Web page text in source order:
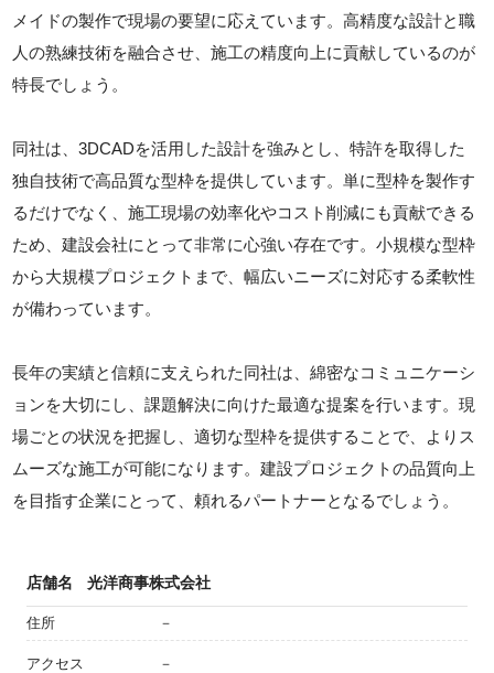
メイドの製作で現場の要望に応えています。高精度な設計と職
人の熟練技術を融合させ、施工の精度向上に貢献しているのが
特長でしょう。
同社は、3DCADを活用した設計を強みとし、特許を取得した
独自技術で高品質な型枠を提供しています。単に型枠を製作す
るだけでなく、施工現場の効率化やコスト削減にも貢献できる
ため、建設会社にとって非常に心強い存在です。小規模な型枠
から大規模プロジェクトまで、幅広いニーズに対応する柔軟性
が備わっています。
長年の実績と信頼に支えられた同社は、綿密なコミュニケーシ
ョンを大切にし、課題解決に向けた最適な提案を行います。現
場ごとの状況を把握し、適切な型枠を提供することで、よりス
ムーズな施工が可能になります。建設プロジェクトの品質向上
を目指す企業にとって、頼れるパートナーとなるでしょう。
店舗名 光洋商事株式会社
住所 －
アクセス －